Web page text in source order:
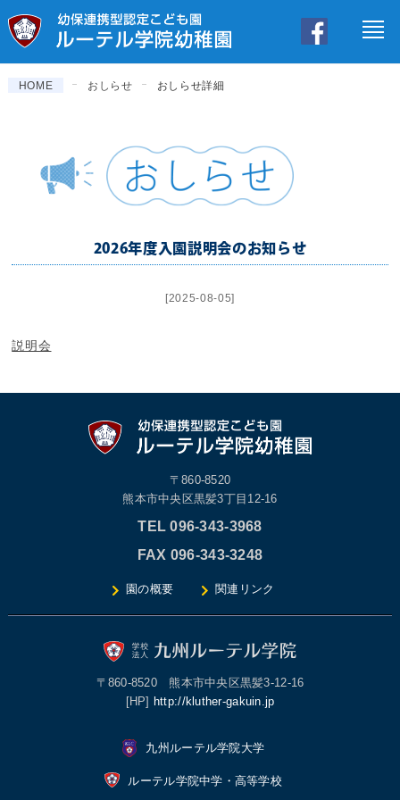
保護者ページ
HOME おしらせ おしらせ詳細
2026年度入園説明会のお知らせ
[2025-08-05]
説明会
〒860-8520
熊本市中央区黒髪3丁目12-16
TEL 096-343-3968
FAX 096-343-3248
園の概要 関連リンク
〒860-8520 熊本市中央区黒髪3-12-16
[HP] http://kluther-gakuin.jp
九州ルーテル学院大学
ルーテル学院中学・高等学校